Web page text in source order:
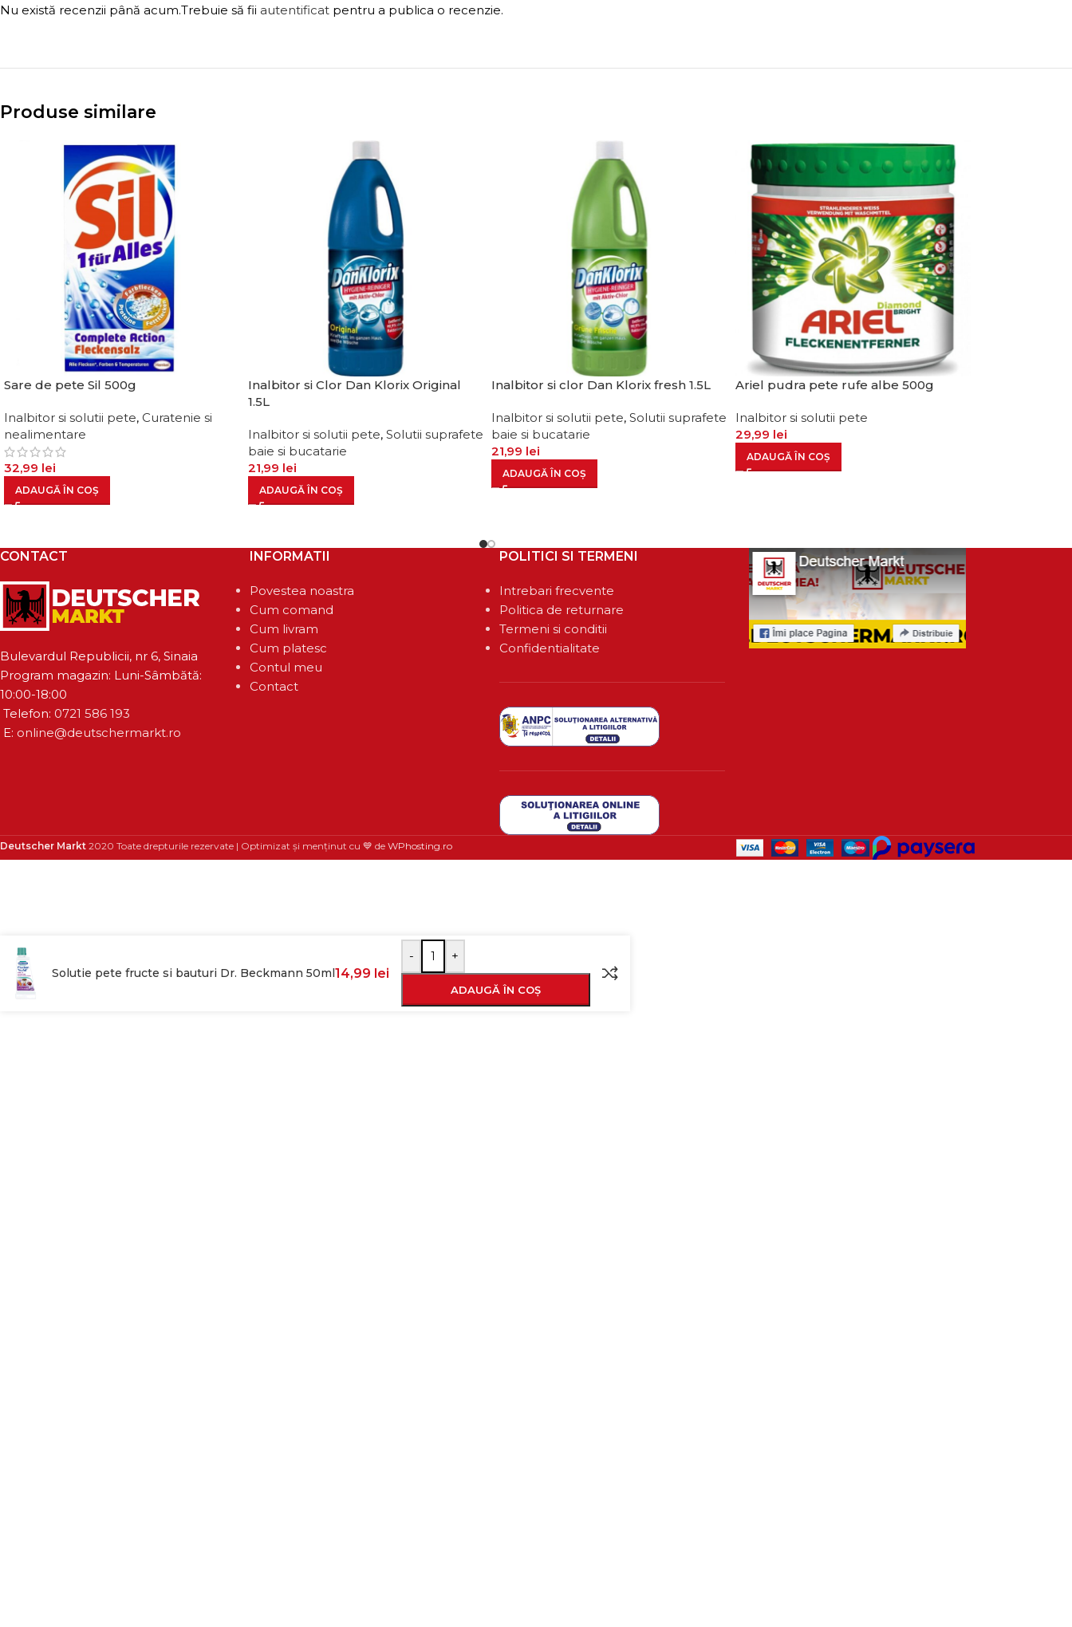
Nu există recenzii până acum.Trebuie să fii autentificat pentru a publica o recenzie.
Produse similare
Sare de pete Sil 500g
Inalbitor si solutii pete, Curatenie si
nealimentare
32,99 lei
ADAUGĂ ÎN COȘ
Inalbitor si Clor Dan Klorix Original
1.5L
Inalbitor si solutii pete, Solutii suprafete
baie si bucatarie
21,99 lei
ADAUGĂ ÎN COȘ
Inalbitor si clor Dan Klorix fresh 1.5L
Inalbitor si solutii pete, Solutii suprafete
baie si bucatarie
21,99 lei
ADAUGĂ ÎN COȘ
Ariel pudra pete rufe albe 500g
Inalbitor si solutii pete
29,99 lei
ADAUGĂ ÎN COȘ
CONTACT
Bulevardul Republicii, nr 6, Sinaia
Program magazin: Luni-Sâmbătă:
10:00-18:00
Telefon: 0721 586 193
E: online@deutschermarkt.ro
INFORMATII
Povestea noastra
Cum comand
Cum livram
Cum platesc
Contul meu
Contact
POLITICI SI TERMENI
Intrebari frecvente
Politica de returnare
Termeni si conditii
Confidentialitate
Deutscher Markt 2020 Toate drepturile rezervate | Optimizat și menținut cu 💙 de WPhosting.ro
Solutie pete fructe si bauturi Dr. Beckmann 50ml14,99 lei
- +
ADAUGĂ ÎN COȘ